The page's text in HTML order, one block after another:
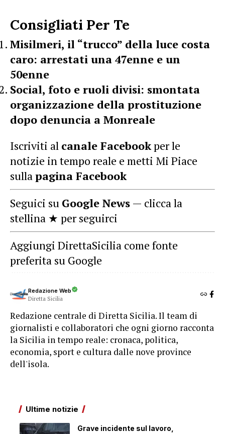
Consigliati Per Te
Misilmeri, il “trucco” della luce costa
caro: arrestati una 47enne e un
50enne
Social, foto e ruoli divisi: smontata
organizzazione della prostituzione
dopo denuncia a Monreale
Iscriviti al canale Facebookper le
notizie in tempo reale e metti Mi Piace
sullapagina Facebook
Seguici su Google News — clicca la
stellina ★ per seguirci
Aggiungi DirettaSicilia come fonte
preferita su Google
Redazione Web
Diretta Sicilia
Redazione centrale di Diretta Sicilia. Il team di
giornalisti e collaboratori che ogni giorno racconta
la Sicilia in tempo reale: cronaca, politica,
economia, sport e cultura dalle nove province
dell'isola.
Ultime notizie
Grave incidente sul lavoro,